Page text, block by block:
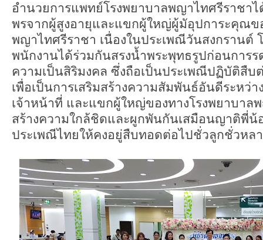
อำนวยการแพทย์โรงพยาบาลพญาไทศรีราชา
พรจากผู้สูงอายุและแขกผู้ใหญ่ผู้มัอุปการะคุณข
พญาไทศรีราชา เนื่องในประเพณีวันสงกรานต์
พนักงานได้ร่วมกันสรงน้ำพระพุทธรูปก่อนการ
ความเป็นสิริมงคล ซึ่งถือเป็นประเพณีปฏิบัติสืบ
เพื่อเป็นการเสริมสร้างความสัมพันธ์อันดีระหว่
เจ้าหน้าที่ และแขกผู้ใหญ่ของทางโรงพยาบาล
สร้างความใกล้ชิดและผูกพันกันเสมือนญาติพี่น้
ประเพณีไทยให้คงอยู่สืบทอดต่อไปชั่วลูกชั่วหล